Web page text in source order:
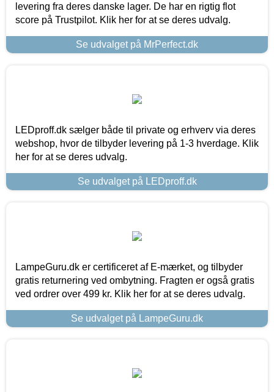
levering fra deres danske lager. De har en rigtig flot
score på Trustpilot. Klik her for at se deres udvalg.
Se udvalget på MrPerfect.dk
LEDproff.dk sælger både til private og erhverv via deres
webshop, hvor de tilbyder levering på 1-3 hverdage. Klik
her for at se deres udvalg.
Se udvalget på LEDproff.dk
LampeGuru.dk er certificeret af E-mærket, og tilbyder
gratis returnering ved ombytning. Fragten er også gratis
ved ordrer over 499 kr. Klik her for at se deres udvalg.
Se udvalget på LampeGuru.dk